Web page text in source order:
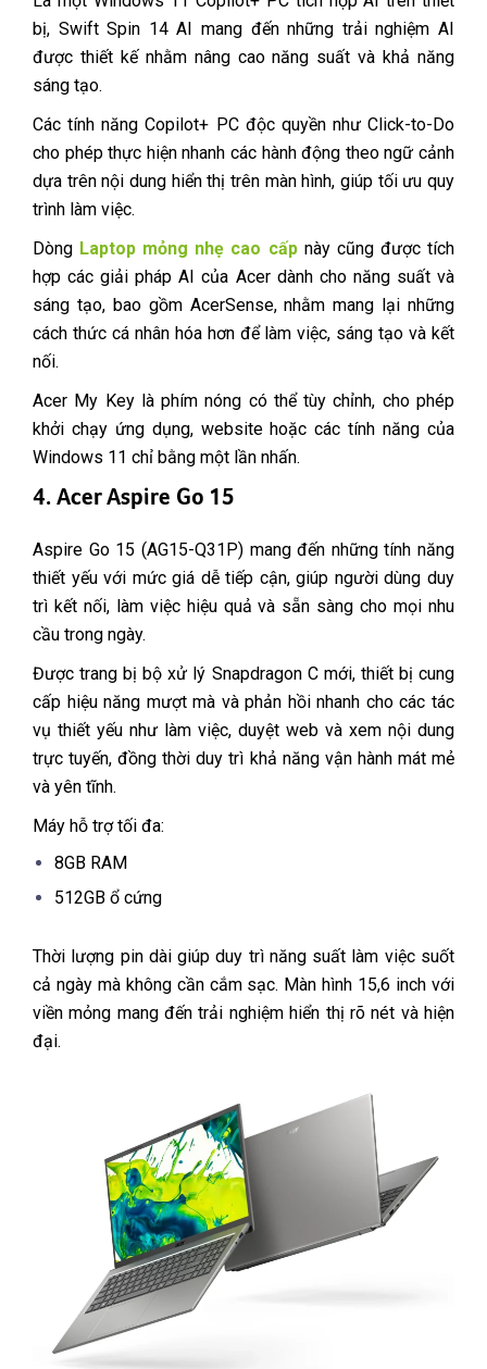
bị, Swift Spin 14 AI mang đến những trải nghiệm AI
được thiết kế nhằm nâng cao năng suất và khả năng
sáng tạo.
Các tính năng Copilot+ PC độc quyền như Click-to-Do
cho phép thực hiện nhanh các hành động theo ngữ cảnh
dựa trên nội dung hiển thị trên màn hình, giúp tối ưu quy
trình làm việc.
Dòng Laptop mỏng nhẹ cao cấpnày cũng được tích
hợp các giải pháp AI của Acer dành cho năng suất và
sáng tạo, bao gồm AcerSense, nhằm mang lại những
cách thức cá nhân hóa hơn để làm việc, sáng tạo và kết
nối.
Acer My Key là phím nóng có thể tùy chỉnh, cho phép
khởi chạy ứng dụng, website hoặc các tính năng của
Windows 11 chỉ bằng một lần nhấn.
4. Acer Aspire Go 15
Aspire Go 15 (AG15-Q31P) mang đến những tính năng
thiết yếu với mức giá dễ tiếp cận, giúp người dùng duy
trì kết nối, làm việc hiệu quả và sẵn sàng cho mọi nhu
cầu trong ngày.
Được trang bị bộ xử lý Snapdragon C mới, thiết bị cung
cấp hiệu năng mượt mà và phản hồi nhanh cho các tác
vụ thiết yếu như làm việc, duyệt web và xem nội dung
trực tuyến, đồng thời duy trì khả năng vận hành mát mẻ
và yên tĩnh.
Máy hỗ trợ tối đa:
8GB RAM
512GB ổ cứng
Thời lượng pin dài giúp duy trì năng suất làm việc suốt
cả ngày mà không cần cắm sạc. Màn hình 15,6 inch với
viền mỏng mang đến trải nghiệm hiển thị rõ nét và hiện
đại.